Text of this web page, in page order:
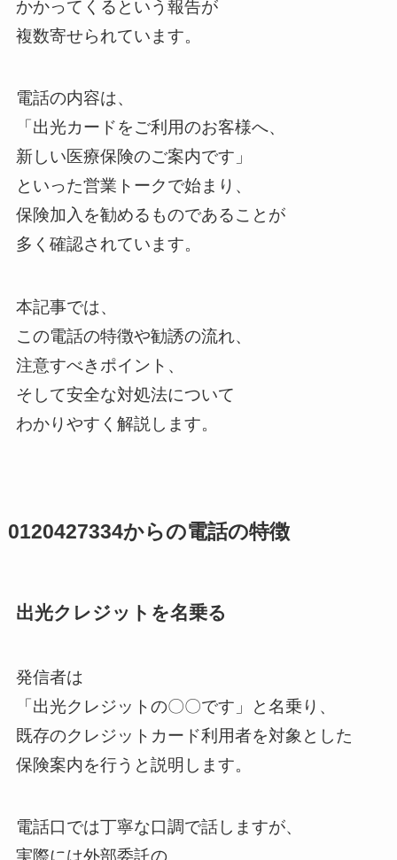
かかってくるという報告が
複数寄せられています。
電話の内容は、
「出光カードをご利用のお客様へ、
新しい医療保険のご案内です」
といった営業トークで始まり、
保険加入を勧めるものであることが
多く確認されています。
本記事では、
この電話の特徴や勧誘の流れ、
注意すべきポイント、
そして安全な対処法について
わかりやすく解説します。
0120427334からの電話の特徴
出光クレジットを名乗る
発信者は
「出光クレジットの〇〇です」と名乗り、
既存のクレジットカード利用者を対象とした
保険案内を行うと説明します。
電話口では丁寧な口調で話しますが、
実際には外部委託の